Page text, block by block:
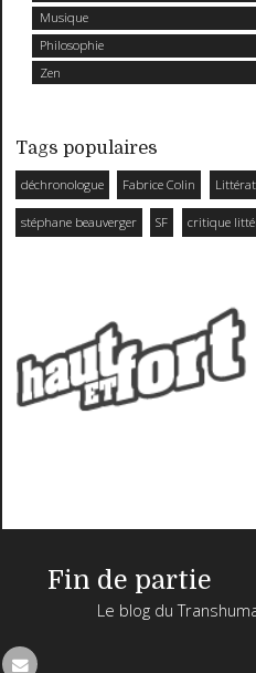
Musique
Philosophie
Zen
Tags populaires
déchronologue Fabrice Colin
stéphane beauverger SF critique
Fin de partie
Le blog du